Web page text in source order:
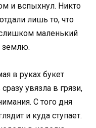
и вспыхнул. Никто
лишь то, что
маленький
землю.
в руках букет
увязла в грязи,
С того дня
и куда ступает.